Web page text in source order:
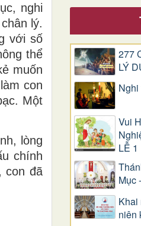
nghi
lý.
với số
thể
muốn
con
Một
lòng
chính
con đã
277
LÝ
Vui
LỄ 1
Mục
Khai
niên